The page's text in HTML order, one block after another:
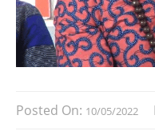
Posted On: 10/05/2022